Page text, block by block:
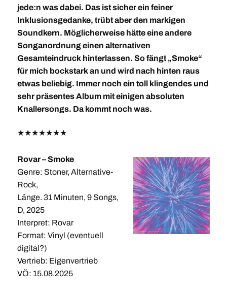
jede:n was dabei. Das ist sicher ein feiner
Inklusionsgedanke, trübt aber den markigen
Soundkern. Möglicherweise hätte eine andere
Songanordnung einen alternativen
Gesamteindruck hinterlassen. So fängt „Smoke“
für mich bockstark an und wird nach hinten raus
etwas beliebig. Immer noch ein toll klingendes und
sehr präsentes Album mit einigen absoluten
Knallersongs. Da kommt noch was.
★★★★★★★
Rovar – Smoke
Genre: Stoner, Alternative-
Rock,
Länge. 31 Minuten, 9 Songs,
D, 2025
Interpret: Rovar
Format: Vinyl (eventuell
digital?)
Vertrieb: Eigenvertrieb
VÖ: 15.08.2025